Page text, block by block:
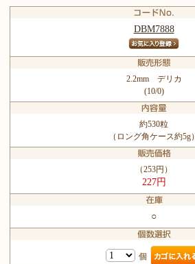
DBM7888
2.2mm デリカ
(10/0)
約530粒
（ロング角ケース約5g）
（253円）
227円
○
個